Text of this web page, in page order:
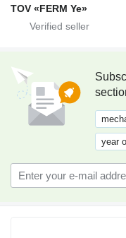
TOV «FERM Ye»
year